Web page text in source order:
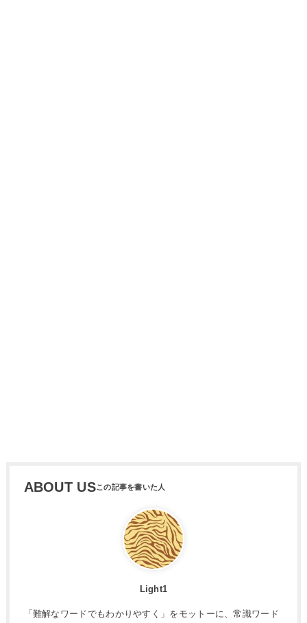
ABOUT US
Light1
「難解なワードでもわかりやすく」をモットーに、常識ワード